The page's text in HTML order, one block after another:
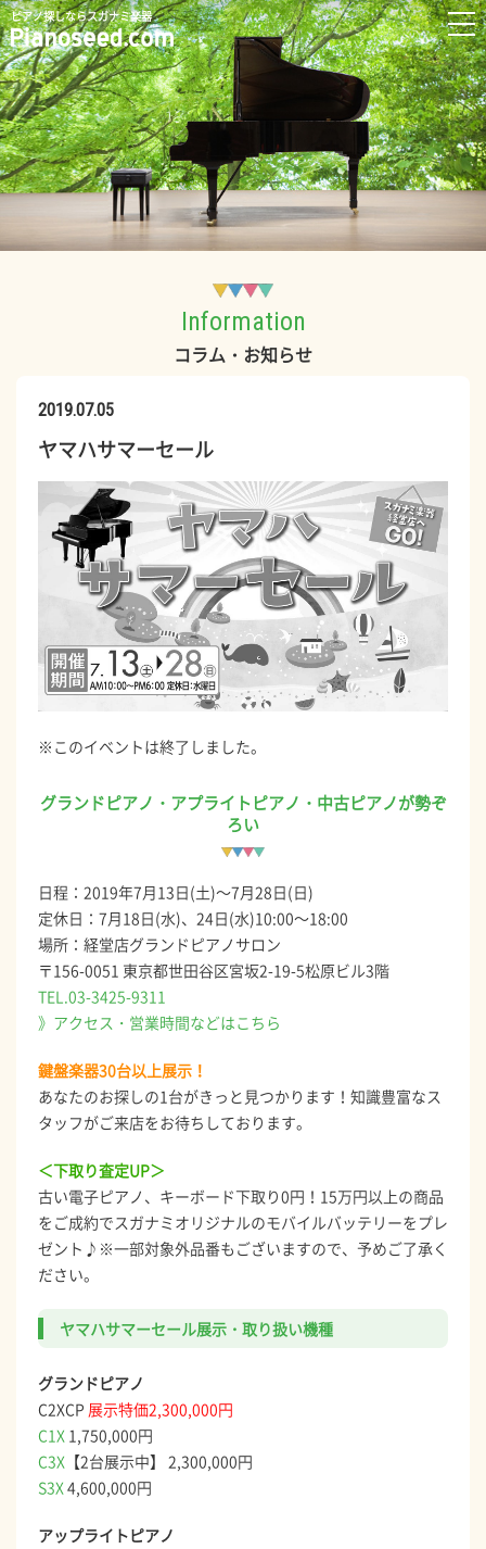
ピアノ探しならスガナミ楽器
Information
コラム・お知らせ
2019.07.05
ヤマハサマーセール
※このイベントは終了しました。
グランドピアノ・アプライトピアノ・中古ピアノが勢ぞ
ろい
日程：2019年7月13日(土)～7月28日(日)
定休日：7月18日(水)、24日(水)10:00～18:00
場所：経堂店グランドピアノサロン
〒156-0051 東京都世田谷区宮坂2-19-5松原ビル3階
TEL.03-3425-9311
》アクセス・営業時間などはこちら
鍵盤楽器30台以上展示！
あなたのお探しの1台がきっと見つかります！知識豊富なス
タッフがご来店をお待ちしております。
＜下取り査定UP＞
古い電子ピアノ、キーボード下取り0円！15万円以上の商品
をご成約でスガナミオリジナルのモバイルバッテリーをプレ
ゼント♪※一部対象外品番もございますので、予めご了承く
ださい。
ヤマハサマーセール展示・取り扱い機種
グランドピアノ
C2XCP 展示特価2,300,000円
C1X 1,750,000円
C3X 【2台展示中】 2,300,000円
S3X 4,600,000円
アップライトピアノ